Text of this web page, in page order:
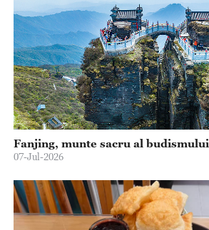
Fanjing, munte sacru al budismului
07-Jul-2026